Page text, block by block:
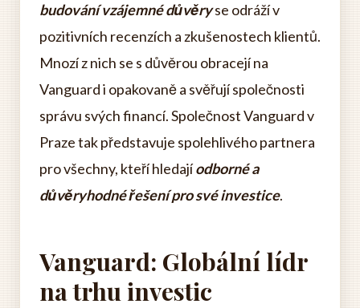
budování vzájemné důvěryse odráží v
pozitivních recenzích a zkušenostech klientů.
Mnozí z nich se s důvěrou obracejí na
Vanguard i opakovaně a svěřují společnosti
správu svých financí. Společnost Vanguard v
Praze tak představuje spolehlivého partnera
pro všechny, kteří hledajíodborné a
důvěryhodné řešení pro své investice.
Vanguard: Globální lídr
na trhu investic